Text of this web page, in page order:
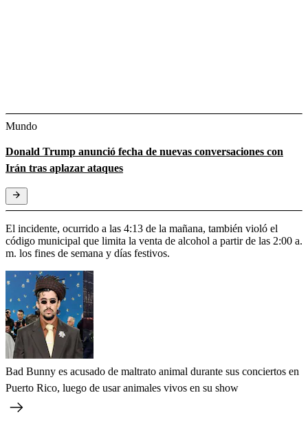
Mundo
Donald Trump anunció fecha de nuevas conversaciones con
Irán tras aplazar ataques
El incidente, ocurrido a las 4:13 de la mañana, también violó el
código municipal que limita la venta de alcohol a partir de las 2:00 a.
m. los fines de semana y días festivos.
Bad Bunny es acusado de maltrato animal durante sus conciertos en
Puerto Rico, luego de usar animales vivos en su show